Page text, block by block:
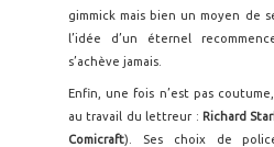
gimmick mais bien un moyen de
l’idée d’un éternel
s’achève jamais.
Enfin, une fois n’est pas
au travail du lettreur : Richard
Comicraft). Ses choix de